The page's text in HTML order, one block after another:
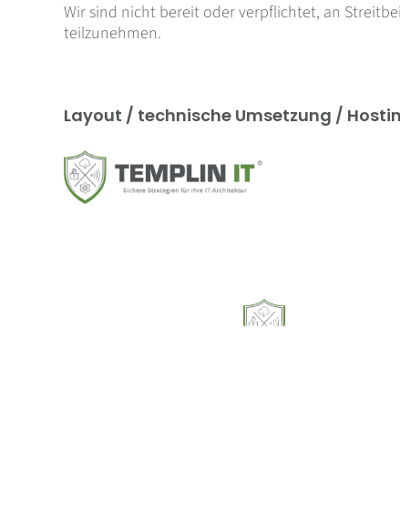
Wir sind nicht bereit oder verpflichtet, an
teilzunehmen.
Layout / technische Umsetzung /